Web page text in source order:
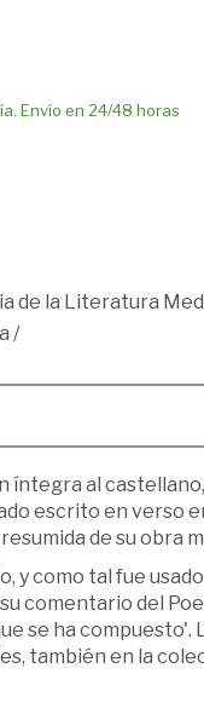
Envío en 24/48 horas
de la Literatura
/
íntegra al
escrito en verso
de su obra
como tal fue
comentario del
se ha compuesto'.
también en la